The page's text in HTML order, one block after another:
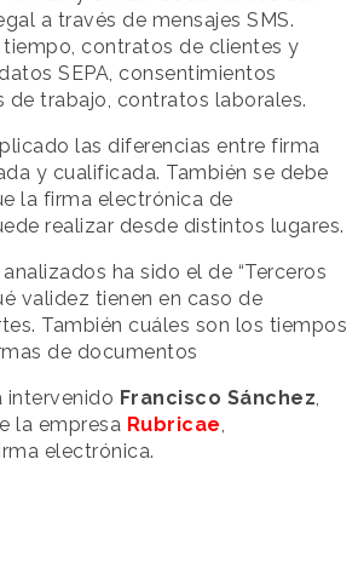
a través de mensajes SMS.
contratos de clientes y
SEPA, consentimientos
de trabajo, contratos laborales.
las diferencias entre firma
y cualificada. También se debe
la firma electrónica de
realizar desde distintos lugares.
ha sido el de “Terceros
validez tienen en caso de
También cuáles son los tiempos
de documentos
intervenido Francisco Sánchez,
la empresa Rubricae,
electrónica.